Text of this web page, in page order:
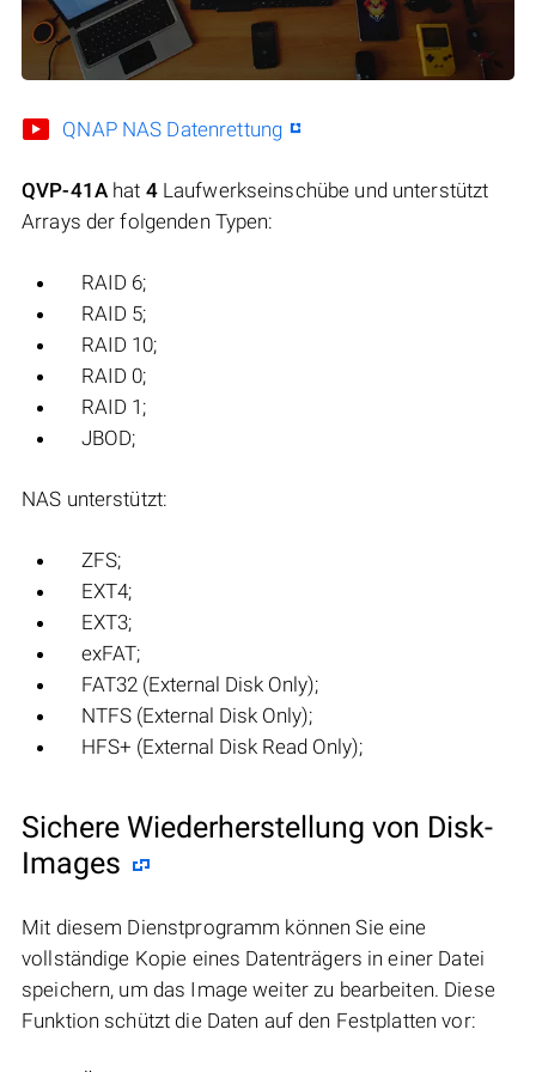
QNAP NAS Datenrettung
QVP-41Ahat 4Laufwerkseinschübe und unterstützt
Arrays der folgenden Typen:
RAID 6;
RAID 5;
RAID 10;
RAID 0;
RAID 1;
JBOD;
NAS unterstützt:
ZFS;
EXT4;
EXT3;
exFAT;
FAT32 (External Disk Only);
NTFS (External Disk Only);
HFS+ (External Disk Read Only);
Sichere Wiederherstellung von Disk-
Images
Mit diesem Dienstprogramm können Sie eine
vollständige Kopie eines Datenträgers in einer Datei
speichern, um das Image weiter zu bearbeiten. Diese
Funktion schützt die Daten auf den Festplatten vor: